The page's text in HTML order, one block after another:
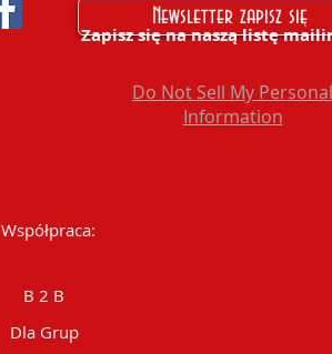
Newsletter zapisz się
Zapisz się na naszą listę
Do Not Sell My Personal
Information
Współpraca:
B 2 B
Dla Grup